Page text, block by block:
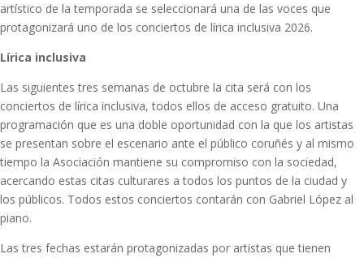
artístico de la temporada se seleccionará una de las voces que
protagonizará uno de los conciertos de lírica inclusiva 2026.
Lírica inclusiva
Las siguientes tres semanas de octubre la cita será con los
conciertos de lírica inclusiva, todos ellos de acceso gratuito. Una
programación que es una doble oportunidad con la que los artistas
se presentan sobre el escenario ante el público coruñés y al mismo
tiempo la Asociación mantiene su compromiso con la sociedad,
acercando estas citas culturares a todos los puntos de la ciudad y
los públicos. Todos estos conciertos contarán con Gabriel López al
piano.
Las tres fechas estarán protagonizadas por artistas que tienen